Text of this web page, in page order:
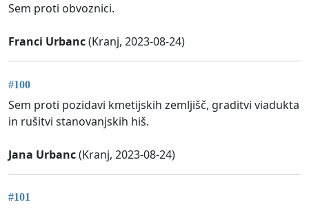
Sem proti obvoznici.
Franci Urbanc(Kranj, 2023-08-24)
#100
Sem proti pozidavi kmetijskih zemljišč, graditvi viadukta
in rušitvi stanovanjskih hiš.
Jana Urbanc(Kranj, 2023-08-24)
#101